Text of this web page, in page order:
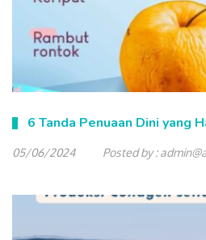
6 Tanda Penuaan Dini yang
05/06/2024 Posted by :